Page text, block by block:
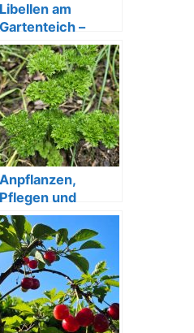
Libellen am
Gartenteich –
faszinierende
Nützlinge
Anpflanzen,
Pflegen und
Ernten von
Petersilie im
Garten